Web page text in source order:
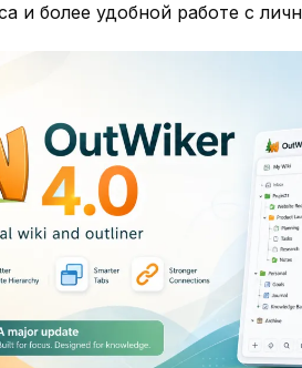
и более удобной работе с